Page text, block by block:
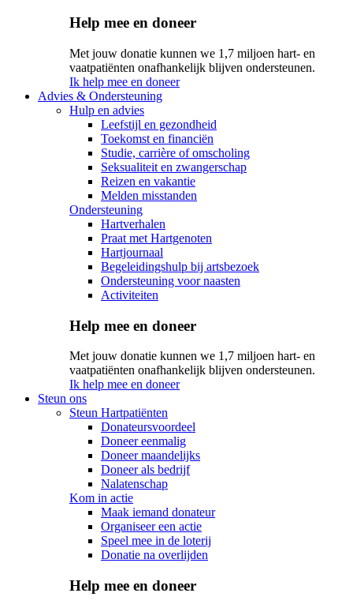
Help mee en doneer
Met jouw donatie kunnen we 1,7 miljoen hart- en
vaatpatiënten onafhankelijk blijven ondersteunen.
Ik help mee en doneer
Advies & Ondersteuning
Hulp en advies
Leefstijl en gezondheid
Toekomst en financiën
Studie, carrière of omscholing
Seksualiteit en zwangerschap
Reizen en vakantie
Melden misstanden
Ondersteuning
Hartverhalen
Praat met Hartgenoten
Hartjournaal
Begeleidingshulp bij artsbezoek
Ondersteuning voor naasten
Activiteiten
Help mee en doneer
Met jouw donatie kunnen we 1,7 miljoen hart- en
vaatpatiënten onafhankelijk blijven ondersteunen.
Ik help mee en doneer
Steun ons
Steun Hartpatiënten
Donateursvoordeel
Doneer eenmalig
Doneer maandelijks
Doneer als bedrijf
Nalatenschap
Kom in actie
Maak iemand donateur
Organiseer een actie
Speel mee in de loterij
Donatie na overlijden
Help mee en doneer